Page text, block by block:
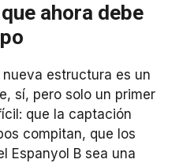
ahora debe
estructura es un
sí, pero solo un primer
que la captación
compitan, que los
Espanyol B sea una